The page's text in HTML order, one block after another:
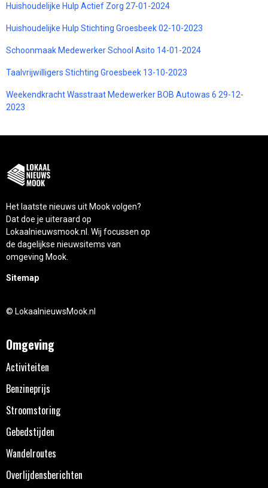
Huishoudelijke Hulp Actief Zorg 27-01-2024
Huishoudelijke Hulp Stichting Groesbeek 02-10-2023
Schoonmaak Medewerker School Asito 14-01-2024
Taalvrijwilligers Stichting Groesbeek 13-10-2023
Weekendkracht Wasstraat Medewerker BOB Autowas 6 29-12-
2023
Het laatste nieuws uit Mook volgen?
Dat doe je uiteraard op
Lokaalnieuwsmook.nl. Wij focussen op
de dagelijkse nieuwsitems van
omgeving Mook.
Sitemap
© LokaalnieuwsMook.nl
Omgeving
Activiteiten
Benzineprijs
Stroomstoring
Gebedstijden
Wandelroutes
Overlijdensberichten